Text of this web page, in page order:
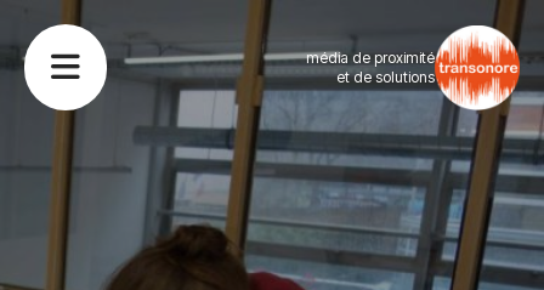
média de proximité
et de solutions